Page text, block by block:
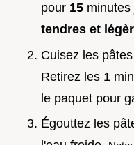
pour 15 minutes
tendres et
Cuisez les
Retirez les 1
le paquet pour
Égouttez les